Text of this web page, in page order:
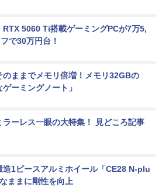
RTX 5060 Ti搭載ゲーミングPCが7万5,
で30万円台！
のままでメモリ倍増！メモリ32GBの
ゲーミングノート」
ラーレス一眼の大特集！ 見どころ記事
造1ピースアルミホイール「CE28 N-plu
ままに剛性を向上